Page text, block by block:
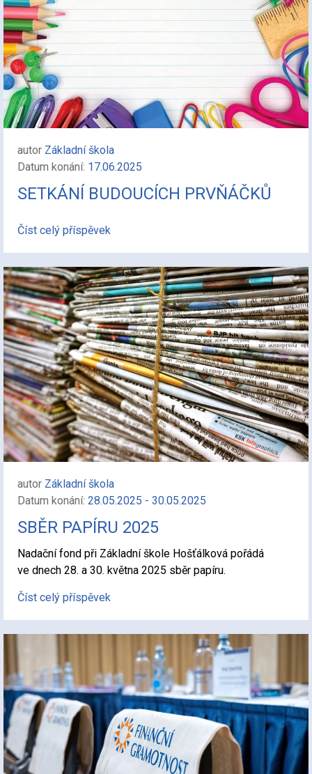
autor Základní škola
Datum konání: 17.06.2025
SETKÁNÍ BUDOUCÍCH PRVŇÁČKŮ
Číst celý příspěvek
autor Základní škola
Datum konání: 28.05.2025 - 30.05.2025
SBĚR PAPÍRU 2025
Nadační fond při Základní škole Hošťálková pořádá
ve dnech 28. a 30. května 2025 sběr papíru.
Číst celý příspěvek